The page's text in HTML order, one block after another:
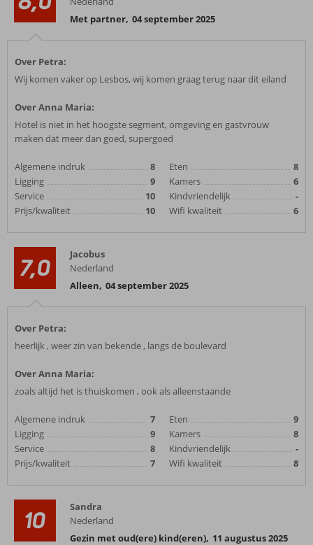
Met partner, 04 september 2025
Over Petra:
Wij komen vaker op Lesbos, wij komen graag terug naar dit eiland
Over Anna Maria:
Hotel is niet in het hoogste segment, omgeving en gastvrouw
maken dat meer dan goed, supergoed
Algemene indruk
8
Ligging
9
Service
10
Prijs/kwaliteit
10
Eten
8
Kamers
6
Kindvriendelijk
-
Wifi kwaliteit
6
7,0
Jacobus
Nederland
Alleen, 04 september 2025
Over Petra:
heerlijk , weer zin van bekende , langs de boulevard
Over Anna Maria:
zoals altijd het is thuiskomen , ook als alleenstaande
Algemene indruk
7
Ligging
9
Service
8
Prijs/kwaliteit
7
Eten
9
Kamers
8
Kindvriendelijk
-
Wifi kwaliteit
8
10
Sandra
Nederland
Gezin met oud(ere) kind(eren), 11 augustus 2025